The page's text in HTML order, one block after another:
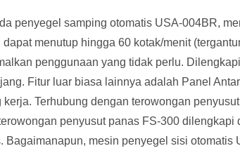
penyegel samping otomatis USA-004BR,
menutup hingga 60 kotak/menit
penggunaan yang tidak perlu.
Fitur luar biasa lainnya adalah Panel
Terhubung dengan terowongan
penyusut panas FS-300
Bagaimanapun, mesin penyegel sisi